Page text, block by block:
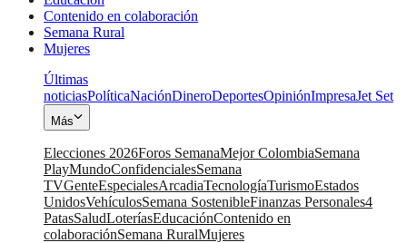
Contenido en colaboración
Semana Rural
Mujeres
Últimas
noticiasPolíticaNaciónDineroDeportesOpiniónImpresaJet Set
Más
Elecciones 2026Foros SemanaMejor ColombiaSemana
PlayMundoConfidencialesSemana
TVGenteEspecialesArcadiaTecnologíaTurismoEstados
UnidosVehículosSemana SostenibleFinanzas Personales4
PatasSaludLoteríasEducaciónContenido en
colaboraciónSemana RuralMujeres